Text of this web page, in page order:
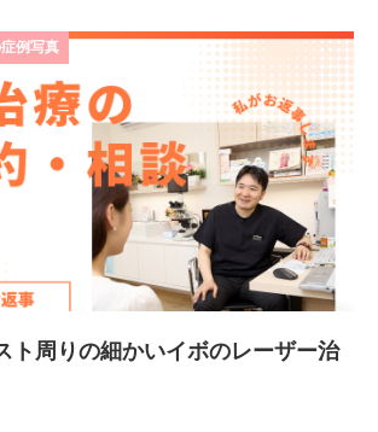
例写真
ト周りの細かいイボのレーザー治